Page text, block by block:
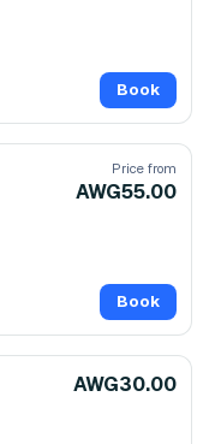
Book
Price from
AWG55.00
Book
AWG30.00